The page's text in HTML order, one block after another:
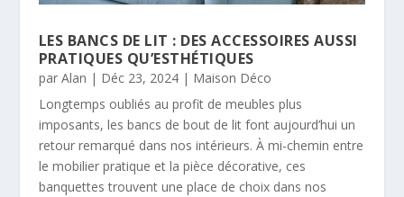
LES BANCS DE LIT : DES ACCESSOIRES AUSSI
PRATIQUES QU’ESTHÉTIQUES
par Alan | Déc 23, 2024| Maison Déco
Longtemps oubliés au profit de meubles plus
imposants, les bancs de bout de lit font aujourd’hui un
retour remarqué dans nos intérieurs. À mi-chemin entre
le mobilier pratique et la pièce décorative, ces
banquettes trouvent une place de choix dans nos